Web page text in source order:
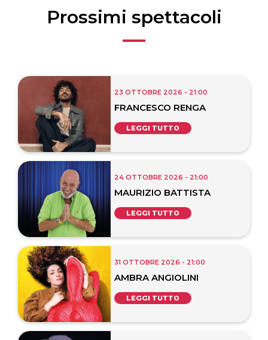
Prossimi spettacoli
23 OTTOBRE 2026 - 21:00
FRANCESCO RENGA
LEGGI TUTTO
24 OTTOBRE 2026 - 21:00
MAURIZIO BATTISTA
LEGGI TUTTO
31 OTTOBRE 2026 - 21:00
AMBRA ANGIOLINI
LEGGI TUTTO